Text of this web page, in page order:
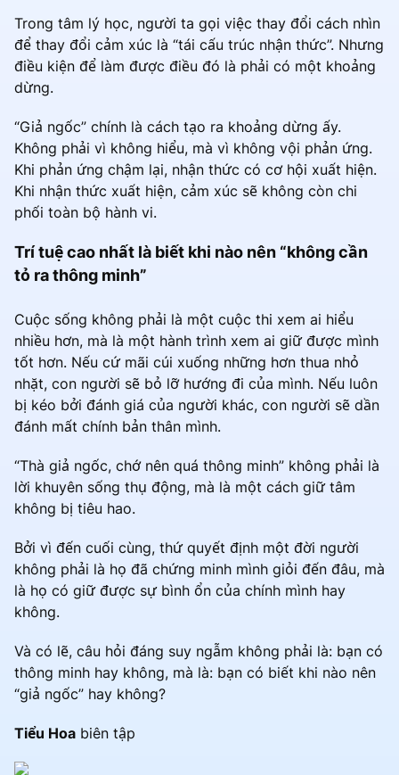
Trong tâm lý học, người ta gọi việc thay đổi cách nhìn
để thay đổi cảm xúc là “tái cấu trúc nhận thức”. Nhưng
điều kiện để làm được điều đó là phải có một khoảng
dừng.
“Giả ngốc” chính là cách tạo ra khoảng dừng ấy.
Không phải vì không hiểu, mà vì không vội phản ứng.
Khi phản ứng chậm lại, nhận thức có cơ hội xuất hiện.
Khi nhận thức xuất hiện, cảm xúc sẽ không còn chi
phối toàn bộ hành vi.
Trí tuệ cao nhất là biết khi nào nên “không cần
tỏ ra thông minh”
Cuộc sống không phải là một cuộc thi xem ai hiểu
nhiều hơn, mà là một hành trình xem ai giữ được mình
tốt hơn. Nếu cứ mãi cúi xuống những hơn thua nhỏ
nhặt, con người sẽ bỏ lỡ hướng đi của mình. Nếu luôn
bị kéo bởi đánh giá của người khác, con người sẽ dần
đánh mất chính bản thân mình.
“Thà giả ngốc, chớ nên quá thông minh” không phải là
lời khuyên sống thụ động, mà là một cách giữ tâm
không bị tiêu hao.
Bởi vì đến cuối cùng, thứ quyết định một đời người
không phải là họ đã chứng minh mình giỏi đến đâu, mà
là họ có giữ được sự bình ổn của chính mình hay
không.
Và có lẽ, câu hỏi đáng suy ngẫm không phải là: bạn có
thông minh hay không, mà là: bạn có biết khi nào nên
“giả ngốc” hay không?
Tiểu Hoa biên tập